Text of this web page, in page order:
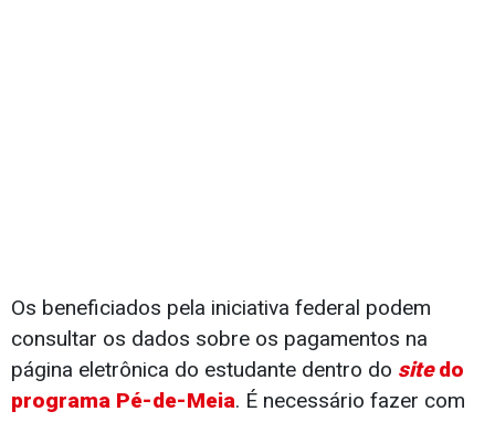
Os beneficiados pela iniciativa federal podem
consultar os dados sobre os pagamentos na
página eletrônica do estudante dentro do sitedo
programa Pé-de-Meia. É necessário fazer com